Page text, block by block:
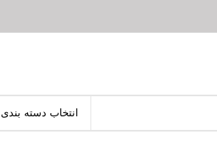
انتخاب دسته بندی